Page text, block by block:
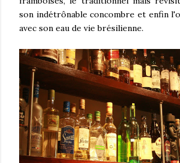
son indétrônable concombre et enfin
avec son eau de vie brésilienne.